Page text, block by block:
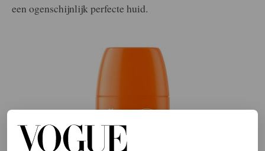
een ogenschijnlijk perfecte huid.